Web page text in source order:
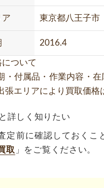
ア 東京都八王子市
2016.4
ついて
・付属品・作業内容・在
張エリアにより買取価格
詳しく知りたい
定前に確認しておくこ
取 」をご覧ください。